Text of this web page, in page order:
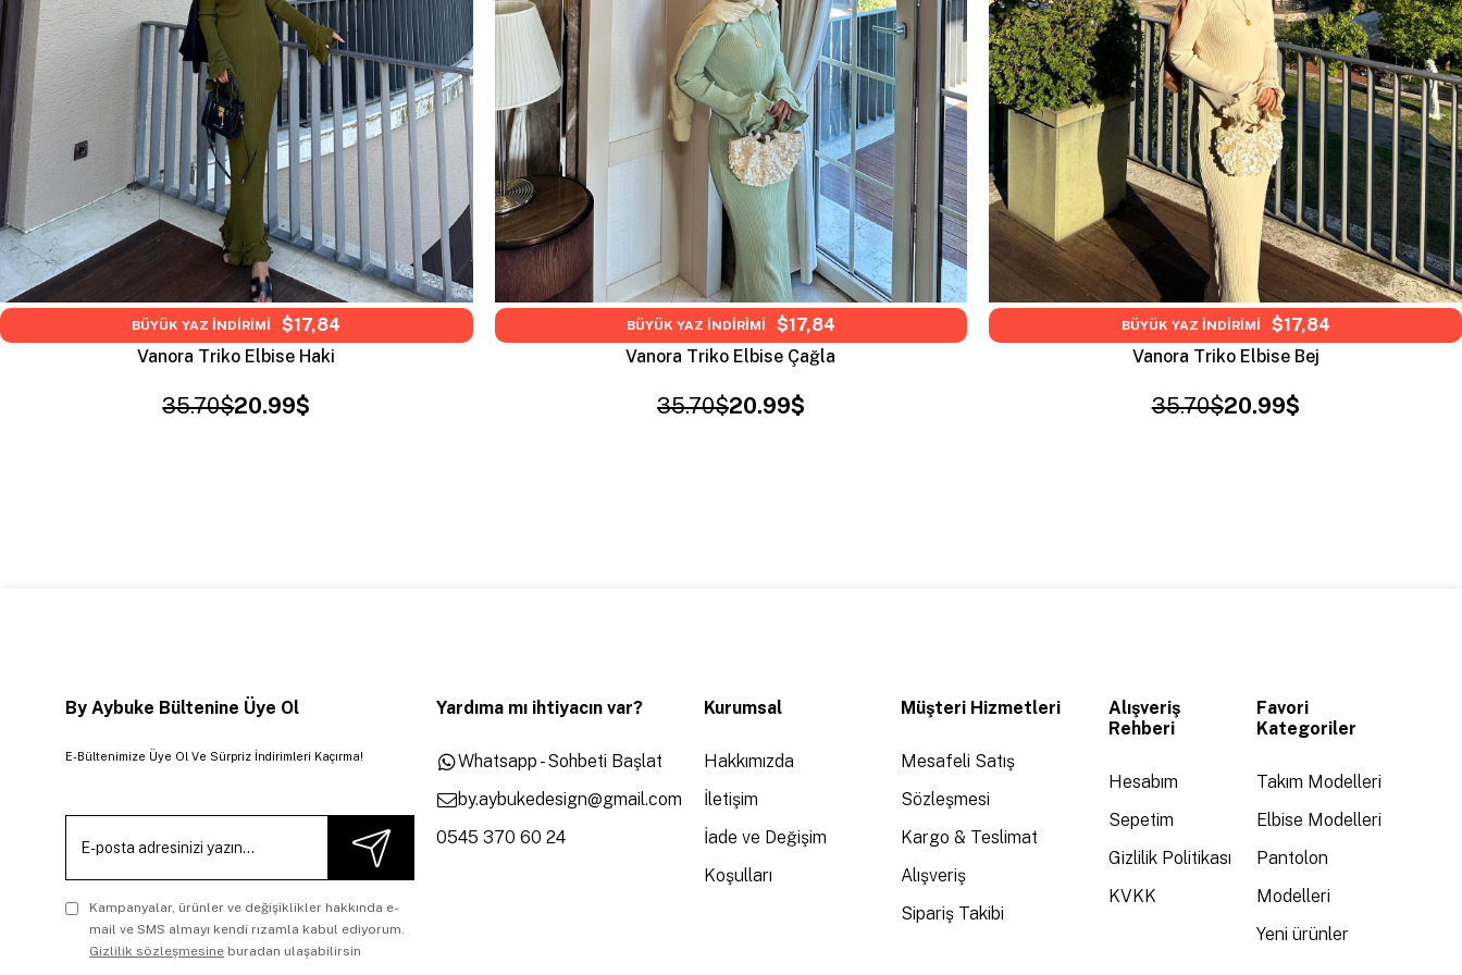
Vanora Triko Elbise Haki
20.99$
35.70$
BÜYÜK YAZ İNDİRİMİ
$17,84
Vanora Triko Elbise Çağla
20.99$
35.70$
BÜYÜK YAZ İNDİRİMİ
$17,84
Vanora Triko Elbise Bej
20.99$
35.70$
BÜYÜK YAZ İNDİRİMİ $17,84
By Aybuke Bültenine Üye Ol
E-Bültenimize Üye Ol Ve Sürpriz İndirimleri Kaçırma!
Kampanyalar, ürünler ve değişiklikler hakkında e-
mail ve SMS almayı kendi rızamla kabul ediyorum.
Gizlilik sözleşmesine buradan ulaşabilirsin
Yardıma mı ihtiyacın var?
Whatsapp - Sohbeti Başlat
by.aybukedesign@gmail.com
0545 370 60 24
Kurumsal
Hakkımızda
İletişim
İade ve Değişim
Koşulları
Müşteri Hizmetleri
Mesafeli Satış
Sözleşmesi
Kargo & Teslimat
Alışveriş
Sipariş Takibi
Alışveriş
Rehberi
Hesabım
Sepetim
Gizlilik Politikası
KVKK
Favori
Kategoriler
Takım Modelleri
Elbise Modelleri
Pantolon
Modelleri
Yeni ürünler